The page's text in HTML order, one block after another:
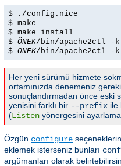
$ ./config.nice
$ make
$ make install
$ ÖNEK/bin/apache2ctl -
$ ÖNEK/bin/apache2ctl -
Her yeni sürümü hizmete
ortamınızda denemeniz
sonuçlandırmadan önce eski
yenisini farklı bir --prefix ile
(Listen yönergesini
Özgün configure
eklemek isterseniz bunları
argümanları olarak